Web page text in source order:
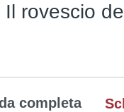
rovescio
completa